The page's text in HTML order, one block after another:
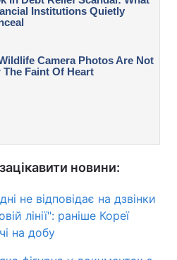
новини:
не відповідає на дзвінки
лінії": раніше Кореї
на добу